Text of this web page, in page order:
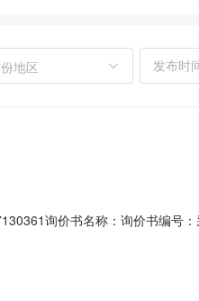
地区
询价书名称：询价书编号
09-01联系信息姓名：